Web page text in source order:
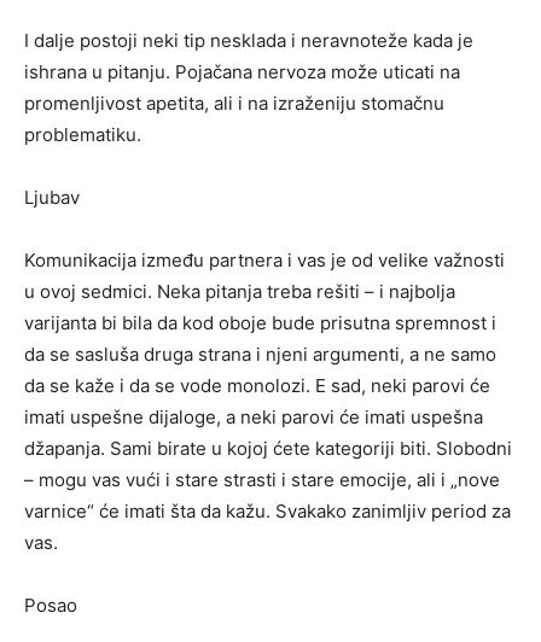
I dalje postoji neki tip nesklada i neravnoteže kada je
ishrana u pitanju. Pojačana nervoza može uticati na
promenljivost apetita, ali i na izraženiju stomačnu
problematiku.
Ljubav
Komunikacija između partnera i vas je od velike važnosti
u ovoj sedmici. Neka pitanja treba rešiti – i najbolja
varijanta bi bila da kod oboje bude prisutna spremnost i
da se sasluša druga strana i njeni argumenti, a ne samo
da se kaže i da se vode monolozi. E sad, neki parovi će
imati uspešne dijaloge, a neki parovi će imati uspešna
džapanja. Sami birate u kojoj ćete kategoriji biti. Slobodni
– mogu vas vući i stare strasti i stare emocije, ali i „nove
varnice“ će imati šta da kažu. Svakako zanimljiv period za
vas.
Posao